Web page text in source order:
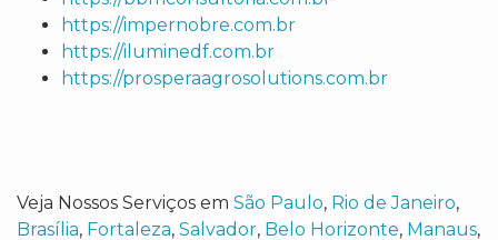
https://impernobre.com.br
https://iluminedf.com.br
https://prosperaagrosolutions.com.br
Veja Nossos Serviços em São Paulo, Rio de Janeiro,
Brasília, Fortaleza, Salvador, Belo Horizonte, Manaus,